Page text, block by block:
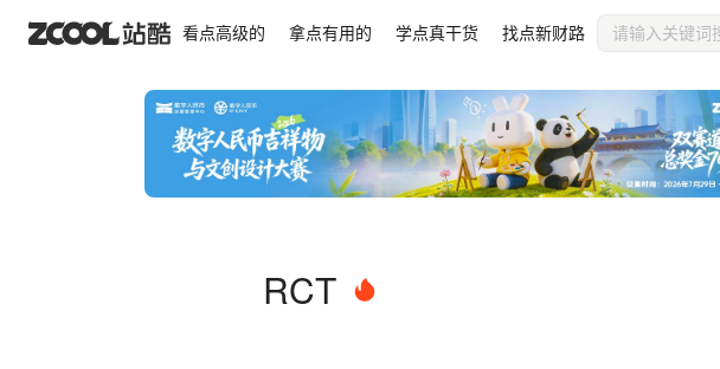
看点高级的 拿点有用的 学点真干货 找点新财路
RCT
RCT